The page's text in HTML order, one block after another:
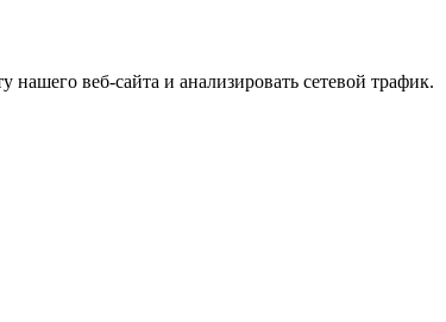
веб-сайта и анализировать сетевой трафик.